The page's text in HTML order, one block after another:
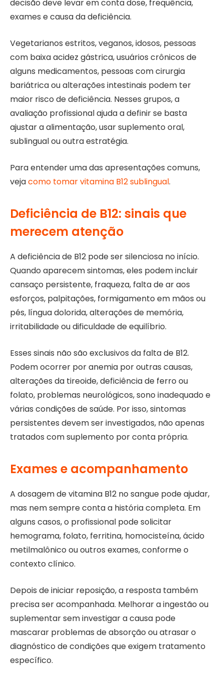
decisão deve levar em conta dose, frequência,
exames e causa da deficiência.
Vegetarianos estritos, veganos, idosos, pessoas
com baixa acidez gástrica, usuários crônicos de
alguns medicamentos, pessoas com cirurgia
bariátrica ou alterações intestinais podem ter
maior risco de deficiência. Nesses grupos, a
avaliação profissional ajuda a definir se basta
ajustar a alimentação, usar suplemento oral,
sublingual ou outra estratégia.
Para entender uma das apresentações comuns,
vejacomo tomar vitamina B12 sublingual.
Deficiência de B12: sinais que
merecem atenção
A deficiência de B12 pode ser silenciosa no início.
Quando aparecem sintomas, eles podem incluir
cansaço persistente, fraqueza, falta de ar aos
esforços, palpitações, formigamento em mãos ou
pés, língua dolorida, alterações de memória,
irritabilidade ou dificuldade de equilíbrio.
Esses sinais não são exclusivos da falta de B12.
Podem ocorrer por anemia por outras causas,
alterações da tireoide, deficiência de ferro ou
folato, problemas neurológicos, sono inadequado e
várias condições de saúde. Por isso, sintomas
persistentes devem ser investigados, não apenas
tratados com suplemento por conta própria.
Exames e acompanhamento
A dosagem de vitamina B12 no sangue pode ajudar,
mas nem sempre conta a história completa. Em
alguns casos, o profissional pode solicitar
hemograma, folato, ferritina, homocisteína, ácido
metilmalônico ou outros exames, conforme o
contexto clínico.
Depois de iniciar reposição, a resposta também
precisa ser acompanhada. Melhorar a ingestão ou
suplementar sem investigar a causa pode
mascarar problemas de absorção ou atrasar o
diagnóstico de condições que exigem tratamento
específico.